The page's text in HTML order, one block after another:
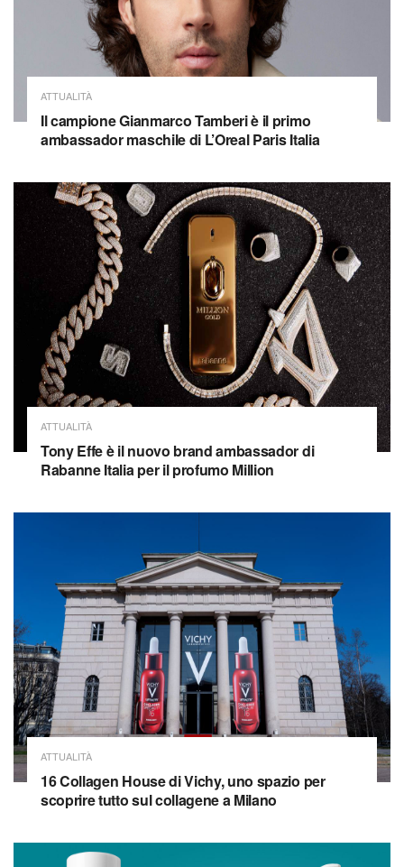
ATTUALITÀ
Il campione Gianmarco Tamberi è il primo
ambassador maschile di L’Oreal Paris Italia
ATTUALITÀ
Tony Effe è il nuovo brand ambassador di
Rabanne Italia per il profumo Million
ATTUALITÀ
16 Collagen House di Vichy, uno spazio per
scoprire tutto sul collagene a Milano